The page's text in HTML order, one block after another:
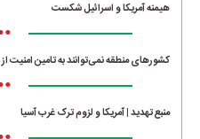
هیمنه آمریکا و اسرائیل شکست
کشورهای منطقه نمی‌توانند به تامین امنیت
منبع تهدید | آمریکا و لزوم ترک غرب آسیا